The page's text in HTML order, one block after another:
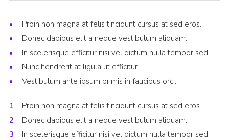
Proin non magna at felis tincidunt cursus at sed eros.
Donec dapibus elit a neque vestibulum aliquam.
In scelerisque efficitur nisi vel dictum nulla tempor sed.
Nunc hendrerit at ligula ut efficitur.
Vestibulum ante ipsum primis in faucibus orci.
Proin non magna at felis tincidunt cursus at sed eros.
Donec dapibus elit a neque vestibulum aliquam.
In scelerisque efficitur nisi vel dictum nulla tempor sed.